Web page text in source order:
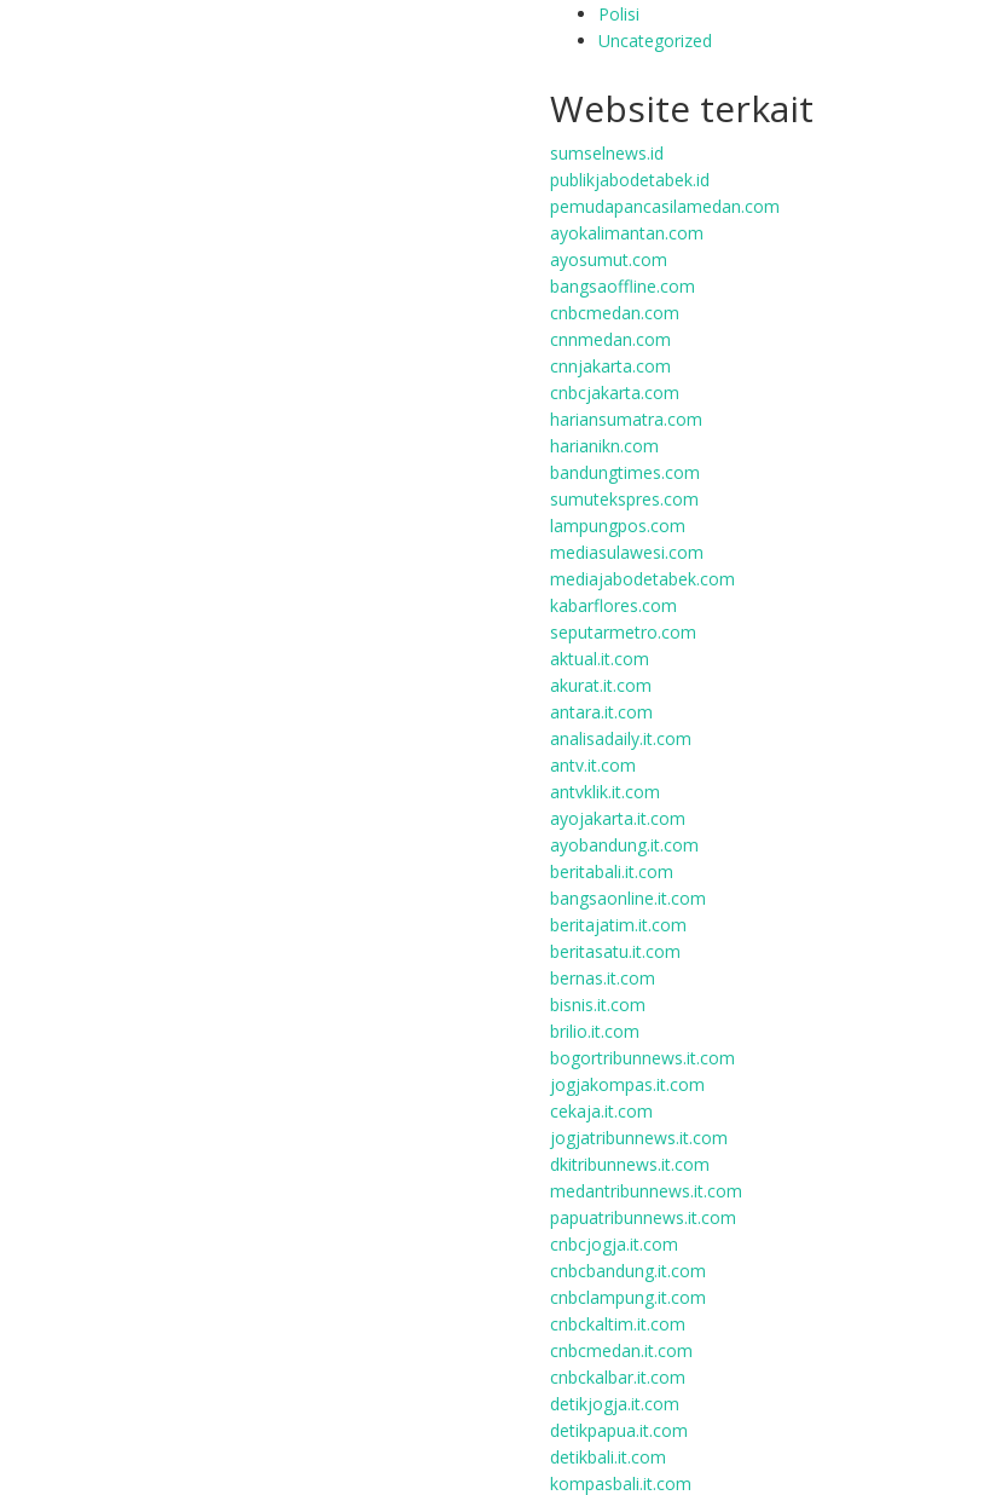
Polisi
Uncategorized
Website terkait
sumselnews.id
publikjabodetabek.id
pemudapancasilamedan.com
ayokalimantan.com
ayosumut.com
bangsaoffline.com
cnbcmedan.com
cnnmedan.com
cnnjakarta.com
cnbcjakarta.com
hariansumatra.com
harianikn.com
bandungtimes.com
sumutekspres.com
lampungpos.com
mediasulawesi.com
mediajabodetabek.com
kabarflores.com
seputarmetro.com
aktual.it.com
akurat.it.com
antara.it.com
analisadaily.it.com
antv.it.com
antvklik.it.com
ayojakarta.it.com
ayobandung.it.com
beritabali.it.com
bangsaonline.it.com
beritajatim.it.com
beritasatu.it.com
bernas.it.com
bisnis.it.com
brilio.it.com
bogortribunnews.it.com
jogjakompas.it.com
cekaja.it.com
jogjatribunnews.it.com
dkitribunnews.it.com
medantribunnews.it.com
papuatribunnews.it.com
cnbcjogja.it.com
cnbcbandung.it.com
cnbclampung.it.com
cnbckaltim.it.com
cnbcmedan.it.com
cnbckalbar.it.com
detikjogja.it.com
detikpapua.it.com
detikbali.it.com
kompasbali.it.com